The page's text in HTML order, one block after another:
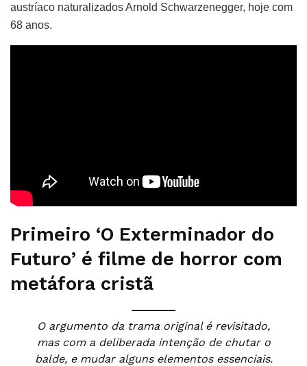
austríaco naturalizados Arnold Schwarzenegger, hoje com
68 anos.
Primeiro ‘O Exterminador do
Futuro’ é filme de horror com
metáfora cristã
O argumento da trama original é revisitado,
mas com a deliberada intenção de chutar o
balde, e mudar alguns elementos essenciais.